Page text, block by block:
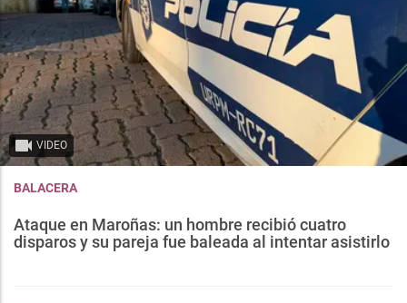
VIDEO
BALACERA
Ataque en Maroñas: un hombre recibió cuatro
disparos y su pareja fue baleada al intentar asistirlo